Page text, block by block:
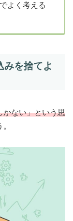
よく考える
みを捨てよ
かない」という思